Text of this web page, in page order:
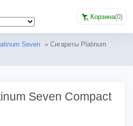
Корзина(0)
Seven » Сигареты Platinum
Seven Compact